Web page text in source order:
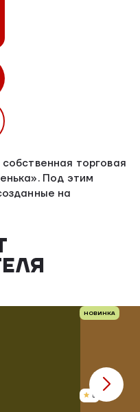
торговая
Под этим
на
не используется
качество
НОВИНКА
5